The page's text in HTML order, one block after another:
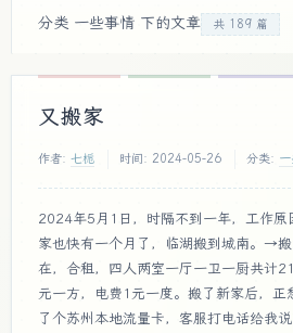
分类 一些事情 下的文章 共 189 篇
又搬家
作者: 七栀 时间: 2024-05-26 分类:
2024年5月1日，时隔不到一年，工作原
家也快有一个月了，临湖搬到城南。→
在，合租，四人两室一厅一卫一厨共计
元一方，电费1元一度。搬了新家后，正
了个苏州本地流量卡，客服打电话给我